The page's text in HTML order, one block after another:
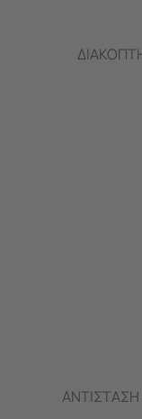
ΑΝΤΙΣΤΑΣΗ